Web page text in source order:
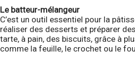
Le batteur-mélangeur
C’est un outil essentiel pour la
réaliser des desserts et préparer
tarte, à pain, des biscuits, grâce à
comme la feuille, le crochet ou le